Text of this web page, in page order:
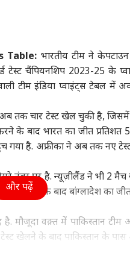
Table: भारतीय टीम ने
टेस्ट चैंपियनशिप 2023-25 के
टीम इंडिया प्वाइंट्स टेबल में
तक चार टेस्ट खेल चुकी है,
के बाद भारत का जीत प्रतिशत
गया है. अफ्रीका ने अब तक नए
नंबर पर है. न्यूज़ीलैंड ने भी 2
खेलने के बाद बांग्लादेश का
मौजूदा वक़्त में पाकिस्तान टीम
खेलने के बाद पाकिस्तान के पास
और पढ़ें
पर
UP चुनाव से पहले RLD में
बने प्रदेश अध्यक्ष
5
अपने ही पैर पर कुल्हाड़ी...,
भारत-चीन पर 100% टैरिफ
का US सीनेटर ने किया
विरोध
एक पर
माना
क्या